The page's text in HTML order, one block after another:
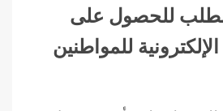
بطلب للحصول على
للمواطنين